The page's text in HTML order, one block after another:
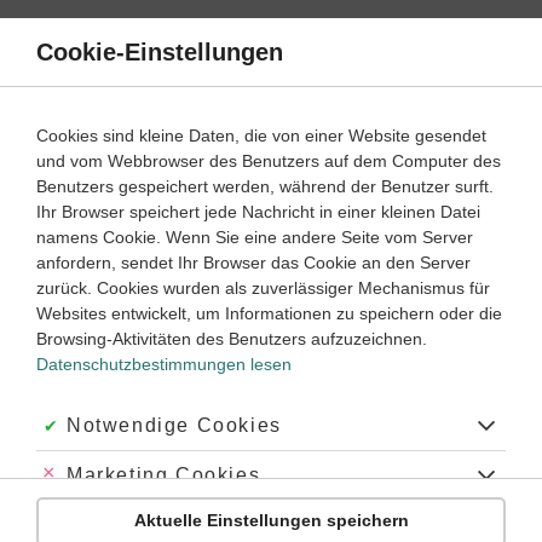
Direkt
Inhalt
Spanisch 1. Lernjahr
Aussagen mit „no“ verneinen
Dauer: 10 Minuten
Empfohlen von
Tutorin Monica
VIDEOS, AUFGABEN UND ÜBUNGEN ZUGEHÖRIGE KLASSENARBEITEN
Dauer:
Cookie-Einstellungen
Cookies sind kleine Daten, die von einer Website gesendet
und vom Webbrowser des Benutzers auf dem Computer des
Benutzers gespeichert werden, während der Benutzer surft.
Ihr Browser speichert jede Nachricht in einer kleinen Datei
namens Cookie. Wenn Sie eine andere Seite vom Server
anfordern, sendet Ihr Browser das Cookie an den Server
zurück. Cookies wurden als zuverlässiger Mechanismus für
Websites entwickelt, um Informationen zu speichern oder die
Browsing-Aktivitäten des Benutzers aufzuzeichnen.
Datenschutzbestimmungen lesen
Akzeptiert:
Notwendige Cookies
Abgelehnt:
Marketing Cookies
Abgelehnt:
Personalisierungs-Cookies
Aktuelle Einstellungen speichern